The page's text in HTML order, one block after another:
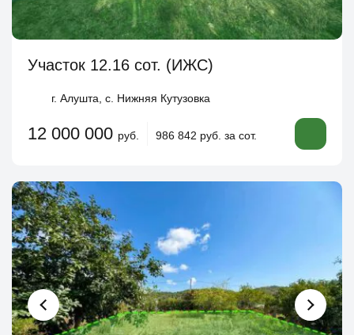
Участок 12.16 сот. (ИЖС)
г. Алушта, с. Нижняя Кутузовка
12 000 000 руб. 986 842 руб. за сот.